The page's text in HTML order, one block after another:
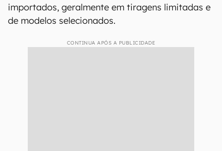
importados, geralmente em tiragens limitadas e
de modelos selecionados.
CONTINUA APÓS A PUBLICIDADE